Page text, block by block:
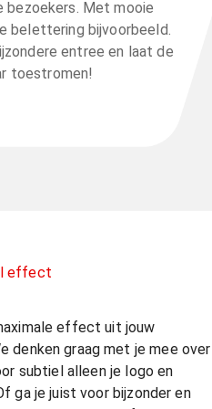
bezoekers. Met mooie
belettering bijvoorbeeld.
entree en laat de
toestromen!
effect
effect uit jouw
denken graag met je mee over
subtiel alleen je logo en
ga je juist voor bijzonder en